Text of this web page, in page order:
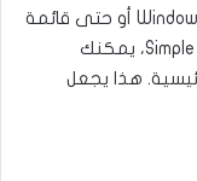
تحديث الإدخالات الجديدة سواء في سجل Windows أو حتى قائمة
ابدأ دون موافقتك المسبقة. باستخدام Simple TV، يمكنك
هذا يجعل